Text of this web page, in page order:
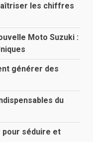
les chiffres
Moto Suzuki :
générer des
du
pour séduire et